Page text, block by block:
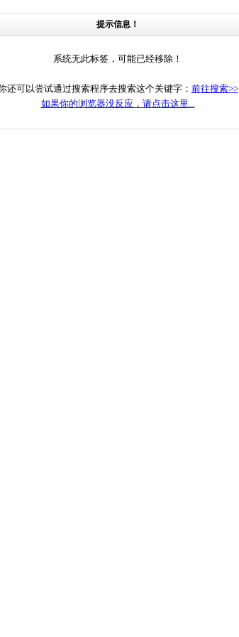
提示信息！
系统无此标签，可能已经移除！
还可以尝试通过搜索程序去搜索这个关键字： 前往搜索>>
如果你的浏览器没反应，请点击这里...